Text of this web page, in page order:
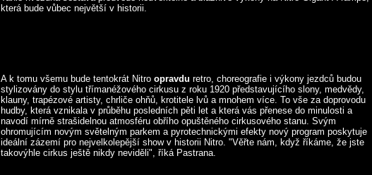
která bude vůbec největší v historii.
A k tomu všemu bude tentokrát Nitro opravdu retro, choreografie i výkony jezdců budou
stylizovány do stylu třímanéžového cirkusu z roku 1920 představujícího slony, medvědy,
klauny, trapézové artisty, chrliče ohňů, krotitele lvů a mnohem více. To vše za doprovodu
hudby, která vznikala v průběhu posledních pěti let a která vás přenese do minulosti a
navodí mírně strašidelnou atmosféru obřího opuštěného cirkusového stanu. Svým
ohromujícím novým světelným parkem a pyrotechnickými efekty nový program poskytuje
ideální zázemí pro nejvelkolepější show v historii Nitro. "Věřte nám, když říkáme, že jste
takovýhle cirkus ještě nikdy neviděli", říká Pastrana.